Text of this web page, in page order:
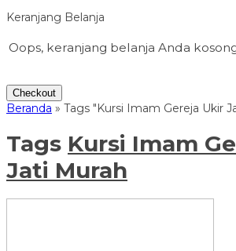
Keranjang Belanja
Oops, keranjang belanja Anda
Checkout
Beranda » Tags "Kursi Imam Gereja Ukir
Tags Kursi Imam
Jati Murah